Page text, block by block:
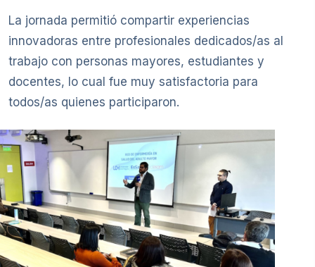
La jornada permitió compartir experiencias
innovadoras entre profesionales dedicados/as al
trabajo con personas mayores, estudiantes y
docentes, lo cual fue muy satisfactoria para
todos/as quienes participaron.